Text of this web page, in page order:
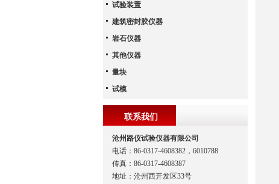
试验装置
建筑密封胶仪器
岩石仪器
其他仪器
量块
试模
联系我们
沧州路仪试验仪器有限公司
电话：86-0317-4608382，6010788
传真：86-0317-4608387
地址：沧州西开发区33号